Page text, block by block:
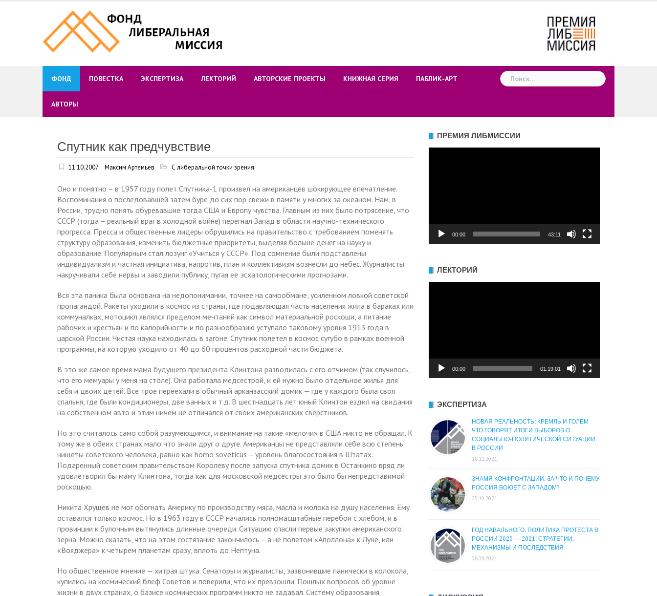
ФОНД ПОВЕСТКА ЭКСПЕРТИЗА ЛЕКТОРИЙ АВТОРСКИЕ ПРОЕКТЫ КНИЖНАЯ СЕРИЯ ПАБЛИК-АРТ
АВТОРЫ
Найти:
Спутник как предчувствие
11.10.2007 Максим Артемьев С либеральной точки зрения
Оно и понятно – в 1957 году полет Спутника-1 произвел на американцев шокирующее впечатление.
Воспоминания о последовавшей затем буре до сих пор свежи в памяти у многих за океаном. Нам, в
России, трудно понять обуревавшие тогда США и Европу чувства. Главным из них было потрясение, что
СССР (тогда – реальный враг в холодной войне) перегнал Запад в области научно-технического
прогресса. Пресса и общественные лидеры обрушились на правительство с требованием поменять
структуру образования, изменить бюджетные приоритеты, выделяя больше денег на науку и
образование. Популярным стал лозунг «Учиться у СССР». Под сомнение были подставлены
индивидуализм и частная инициатива, напротив, план и коллективизм вознесли до небес. Журналисты
накручивали себе нервы и заводили публику, пугая ее эсхатологическими прогнозами.
Вся эта паника была основана на недопонимании, точнее на самообмане, усиленном ловкой советской
пропагандой. Ракеты уходили в космос из страны, где подавляющая часть населения жила в бараках или
коммуналках, мотоцикл являлся пределом мечтаний как символ материальной роскоши, а питание
рабочих и крестьян и по калорийности и по разнообразию уступало таковому уровня 1913 года в
царской России. Чистая наука находилась в загоне. Спутник полетел в космос сугубо в рамках военной
программы, на которую уходило от 40 до 60 процентов расходной части бюджета.
В это же самое время мама будущего президента Клинтона разводилась с его отчимом (так случилось,
что его мемуары у меня на столе). Она работала медсестрой, и ей нужно было отдельное жилья для
себя и двоих детей. Все трое переехали в обычный арканзасский домик — где у каждого была своя
спальня, где были кондиционеры, две ванных и т.д. В шестнадцать лет юный Клинтон ездил на свидания
на собственном авто и этим ничем не отличался от своих американских сверстников.
Но это считалось само собой разумеющимся, и внимание на такие «мелочи» в США никто не обращал. К
тому же в обеих странах мало что знали друг о друге. Американцы не представляли себе всю степень
нищеты советского человека, равно как homo soveticus – уровень благосостояния в Штатах.
Подаренный советским правительством Королеву после запуска спутника домик в Останкино вряд ли
удовлетворил бы маму Клинтона, тогда как для московской медсестры это было бы непредставимой
роскошью.
Никита Хрущев не мог обогнать Америку по производству мяса, масла и молока на душу населения. Ему
оставался только космос. Но в 1963 году в СССР начались полномасштабные перебои с хлебом, и в
провинции к булочным вытянулись длинные очереди. Ситуацию спасли первые закупки американского
зерна. Можно сказать, что на этом состязание закончилось – а не полетом «Аполлона» к Луне, или
«Вояджера» к четырем планетам сразу, вплоть до Нептуна.
Но общественное мнение — хитрая штука. Сенаторы и журналисты, зазвонившие панически в колокола,
купились на космический блеф Советов и поверили, что их превзошли. Пошлых вопросов об уровне
жизни в двух странах, о базисе космических программ никто не задавал. Систему образования
ПРЕМИЯ ЛИБМИССИИ
00:00 43:11
ЛЕКТОРИЙ
00:00 01:19:01
ЭКСПЕРТИЗА
НОВАЯ РЕАЛЬНОСТЬ: КРЕМЛЬ И ГОЛЕМ
ЧТО ГОВОРЯТ ИТОГИ ВЫБОРОВ О
СОЦИАЛЬНО-ПОЛИТИЧЕСКОЙ СИТУАЦИИ
В РОССИИ
18.11.2021
ЗНАМЯ КОНФРОНТАЦИИ. ЗА ЧТО И ПОЧЕМУ
РОССИЯ ВОЮЕТ С ЗАПАДОМ?
25.10.2021
ГОД НАВАЛЬНОГО. ПОЛИТИКА ПРОТЕСТА В
РОССИИ 2020 — 2021: СТРАТЕГИИ,
МЕХАНИЗМЫ И ПОСЛЕДСТВИЯ
08.09.2021